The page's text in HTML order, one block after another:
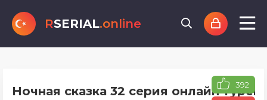
RSERIAL.online
Ночная сказка 32 серия онлайн 392